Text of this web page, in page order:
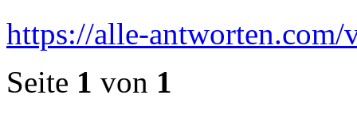
https://alle-
Seite 1 von 1